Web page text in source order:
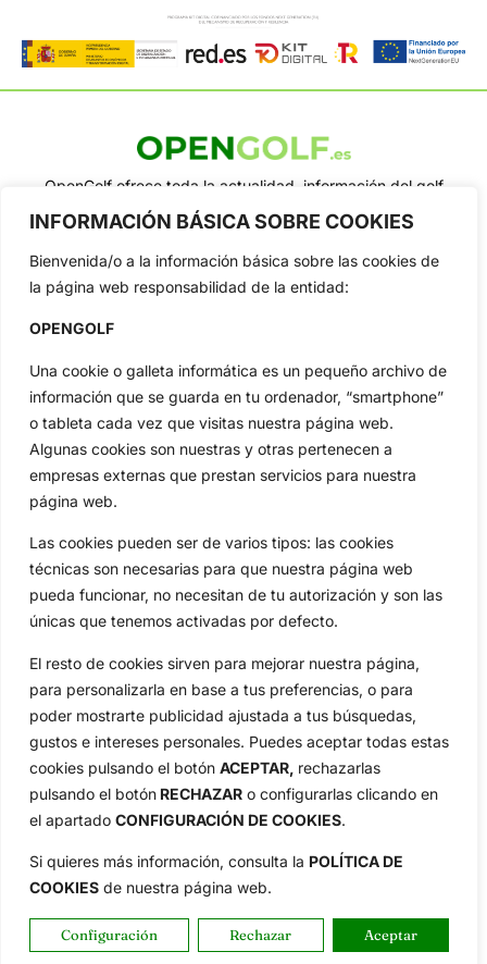
INFORMACIÓN BÁSICA SOBRE COOKIES
Bienvenida/o a la información básica sobre las cookies de
la página web responsabilidad de la entidad:
OPENGOLF
Una cookie o galleta informática es un pequeño archivo de
información que se guarda en tu ordenador, “smartphone”
o tableta cada vez que visitas nuestra página web.
Algunas cookies son nuestras y otras pertenecen a
empresas externas que prestan servicios para nuestra
página web.
Las cookies pueden ser de varios tipos: las cookies
técnicas son necesarias para que nuestra página web
pueda funcionar, no necesitan de tu autorización y son las
únicas que tenemos activadas por defecto.
El resto de cookies sirven para mejorar nuestra página,
para personalizarla en base a tus preferencias, o para
poder mostrarte publicidad ajustada a tus búsquedas,
gustos e intereses personales. Puedes aceptar todas estas
cookies pulsando el botón ACEPTAR, rechazarlas
pulsando el botón RECHAZAR o configurarlas clicando en
el apartado CONFIGURACIÓN DE COOKIES.
Si quieres más información, consulta la POLÍTICA DE
COOKIES de nuestra página web.
Configuración Rechazar Aceptar
OpenGolf ofrece toda la actualidad, información del golf
profesional y amateur, resultados en directo, vídeos, noticias,
Jon Rahm, LIV Golf, PGA Tour, Ryder Cup, DP World Tour, LPGA
Categorias
Actualidad
Amateurs
Circuitos
Especiales
Reglas
Vídeos
De Interés
Compañía
Aviso Legal
Política de Cookies
Publicidad
Newsletters
Copyright © 2025 OpenGolf | Diseño porTecnoQuatre